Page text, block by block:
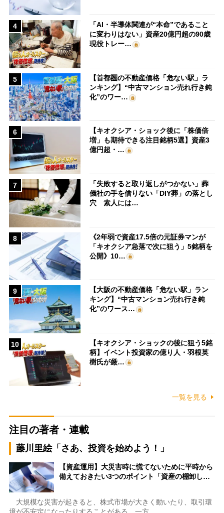
4
「AI・半導体関連が“本命”であること
に変わりはない」資産20億円超の90歳
現役トレー…
5
【首都圏の不動産価格「危ない駅」ラ
ンキング】“中古マンション売れ行き鈍
化”のワー…
6
【キオクシア・ショック後に「株価倍
増」も期待できる注目銘柄5選】資産3
億円超・…
7
「失敗すると取り返しがつかない」葬
儀社の手を借りない「DIY葬」の落とし
穴 素人には…
8
《2年弱で資産17.5倍の元証券マンが
「キオクシア急落で次に狙う」5銘柄を
公開》10…
9
【大阪の不動産価格「危ない駅」ラン
キング】“中古マンション売れ行き鈍
化”のワース…
10
【キオクシア・ショックの後に狙う5銘
柄】イベント投資家の億り人・羽根英
樹氏が厳…
一覧を見る
注目の著者・連載
藤川里絵「さあ、投資を始めよう！」
【資産運用】大災害時に慌てないために平時から
備えておきたい3つのポイント「資産の棚卸し…
大規模な災害が起きると、株式市場が大きく動いたり、取引環